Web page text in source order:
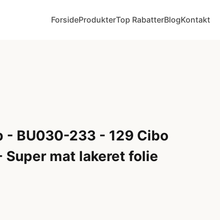
ForsideProdukterTop RabatterBlogKontakt
- BU030-233 - 129 Cibo
Super mat lakeret folie